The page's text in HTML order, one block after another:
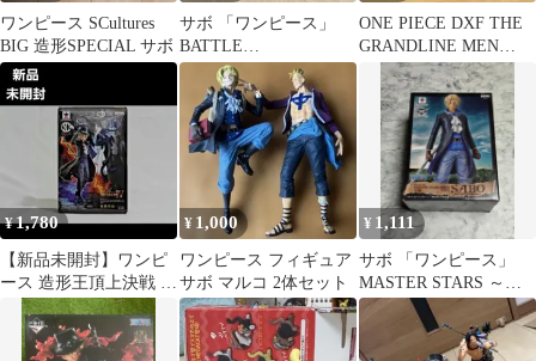
ワンピース SCultures
BIG 造形SPECIAL サボ
サボ 「ワンピース」
BATTLE
RECORDCOLLECTION
-SABO-
ONE PIECE DXF THE
GRANDLINE MEN
vol.2 サボ
¥1,780
【新品未開封】ワンピ
ース 造形王頂上決戦 サ
ボ フィギュア
¥ 1,000
ワンピース フィギュア
サボ マルコ 2体セット
¥ 1,111
サボ 「ワンピース」
MASTER STARS ～
SPECIAL ver.～